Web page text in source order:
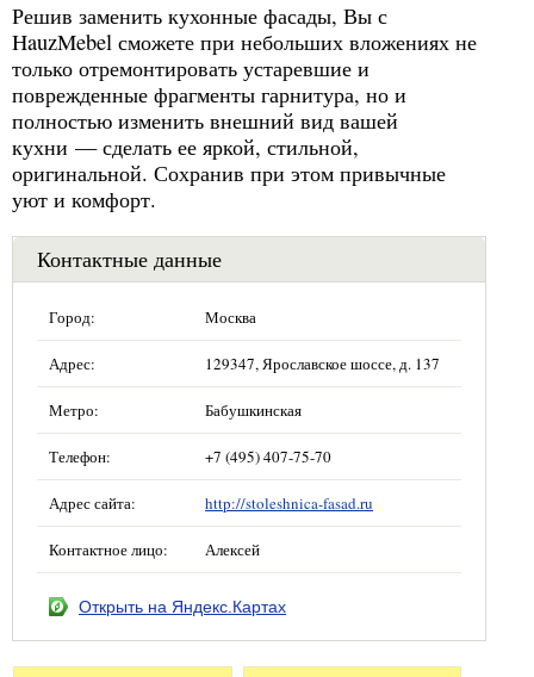
Решив заменить кухонные фасады, Вы с
HauzMebel сможете при небольших вложениях не
только отремонтировать устаревшие и
поврежденные фрагменты гарнитура, но и
полностью изменить внешний вид вашей
кухни — сделать ее яркой, стильной,
оригинальной. Сохранив при этом привычные
уют и комфорт.
Контактные данные
Город: Москва
Адрес: 129347, Ярославское шоссе, д. 137
Метро: Бабушкинская
Телефон: +7 (495) 407-75-70
Адрес сайта: http://stoleshnica-fasad.ru
Контактное лицо: Алексей
Открыть на Яндекс.Картах